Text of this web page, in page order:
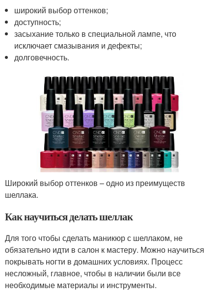
широкий выбор оттенков;
доступность;
засыхание только в специальной лампе, что
исключает смазывания и дефекты;
долговечность.
Широкий выбор оттенков – одно из преимуществ
шеллака.
Как научиться делать шеллак
Для того чтобы сделать маникюр с шеллаком, не
обязательно идти в салон к мастеру. Можно научиться
покрывать ногти в домашних условиях. Процесс
несложный, главное, чтобы в наличии были все
необходимые материалы и инструменты.